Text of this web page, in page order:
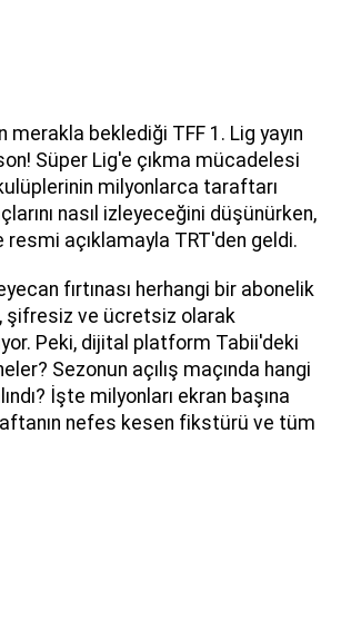
merakla beklediği TFF 1. Lig yayın
Süper Lig'e çıkma mücadelesi
milyonlarca taraftarı
nasıl izleyeceğini düşünürken,
resmi açıklamayla TRT'den geldi.
fırtınası herhangi bir abonelik
şifresiz ve ücretsiz olarak
Peki, dijital platform Tabii'deki
Sezonun açılış maçında hangi
İşte milyonları ekran başına
nefes kesen fikstürü ve tüm